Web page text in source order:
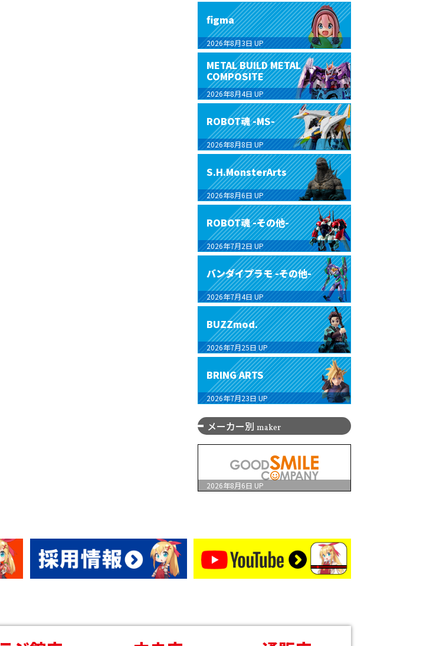
figma
2026年8月3日 UP
METAL BUILD METAL
COMPOSITE
2026年8月4日 UP
ROBOT魂 -MS-
2026年8月8日 UP
S.H.MonsterArts
2026年8月6日 UP
ROBOT魂 -その他-
2026年7月2日 UP
バンダイプラモ -その他-
2026年7月4日 UP
BUZZmod.
2026年7月25日 UP
BRING ARTS
2026年7月23日 UP
メーカー別 maker
2026年8月6日 UP